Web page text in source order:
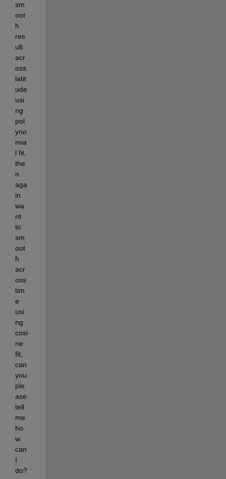
sm
oot
h
res
ult
acr
oss
latit
ude
usi
ng
pol
yno
mia
l fit,
the
n
aga
in
wa
nt
to
sm
oot
h
acr
oss
tim
e
usi
ng
cosi
ne
fit,
can
you
ple
ase
tell
me
ho
w
can
I
do?